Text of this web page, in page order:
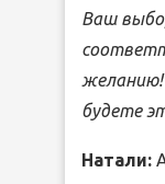
Ваш
будете
Натали: